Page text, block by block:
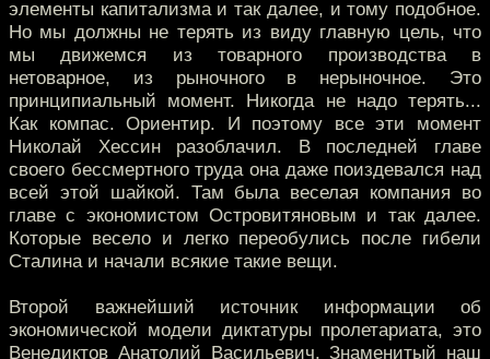
элементы капитализма и так далее, и тому подобное.
Но мы должны не терять из виду главную цель, что
мы движемся из товарного производства в
нетоварное, из рыночного в нерыночное. Это
принципиальный момент. Никогда не надо терять...
Как компас. Ориентир. И поэтому все эти момент
Николай Хессин разоблачил. В последней главе
своего бессмертного труда она даже поиздевался над
всей этой шайкой. Там была веселая компания во
главе с экономистом Островитяновым и так далее.
Которые весело и легко переобулись после гибели
Сталина и начали всякие такие вещи.
Второй важнейший источник информации об
экономической модели диктатуры пролетариата, это
Венедиктов Анатолий Васильевич. Знаменитый наш